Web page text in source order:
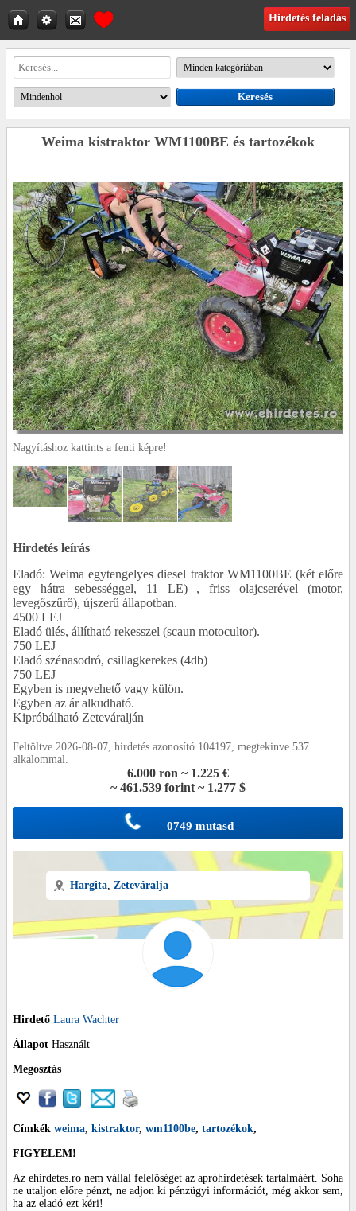
Hirdetés feladás
Weima kistraktor WM1100BE és tartozékok
Nagyításhoz kattints a fenti képre!
Hirdetés leírás
Eladó: Weima egytengelyes diesel traktor WM1100BE (két előre
egy hátra sebességgel, 11 LE) , friss olajcserével (motor,
levegőszűrő), újszerű állapotban.
4500 LEJ
Eladó ülés, állítható rekesszel (scaun motocultor).
750 LEJ
Eladó szénasodró, csillagkerekes (4db)
750 LEJ
Egyben is megvehető vagy külön.
Egyben az ár alkudható.
Kipróbálható Zeteváralján
Feltöltve 2026-08-07, hirdetés azonosító 104197, megtekinve 537
alkalommal.
6.000 ron ~ 1.225 €
~ 461.539 forint ~ 1.277 $
0749 mutasd
Hargita, Zeteváralja
Hirdető Laura Wachter
Állapot Használt
Megosztás
Címkék weima, kistraktor, wm1100be, tartozékok,
FIGYELEM!
Az ehirdetes.ro nem vállal felelőséget az apróhirdetések tartalmáért. Soha
ne utaljon előre pénzt, ne adjon ki pénzügyi információt, még akkor sem,
ha az eladó ezt kéri!